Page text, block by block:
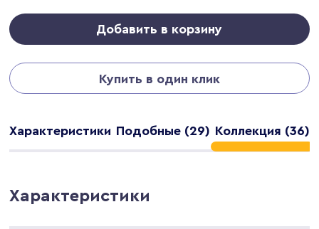
Добавить в корзину
Купить в один клик
Характеристики Подобные (29) Коллекция (36)
Характеристики